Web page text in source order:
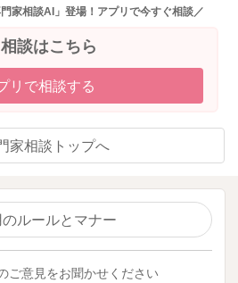
家相談AI」登場！アプリで今すぐ相談／
相談はこちら
リで相談する
家相談トップへ
のルールとマナー
ご意見をお聞かせください